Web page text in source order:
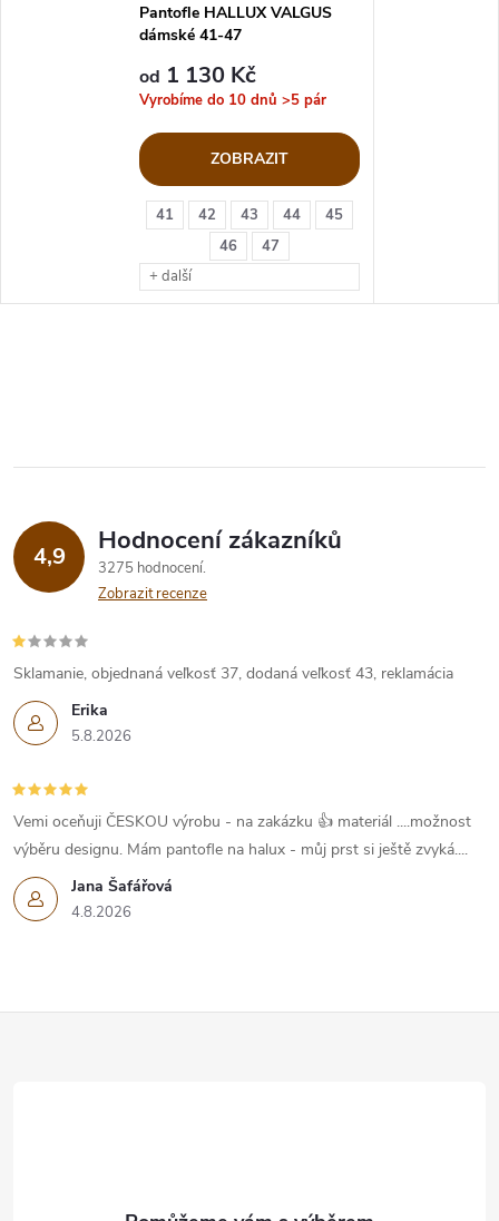
41 42 43 44
45
46
47
+ další
Pantofle HALLUX VALGUS
dámské 41-47
od 1 130 Kč
Vyrobíme do 10 dnů >5 pár
ZOBRAZIT
4,9 Hodnocení zákazníků
3275 hodnocení
Zobrazit recenze
Erika
5.8.2026
Sklamanie, objednaná veľkosť 37, dodaná veľkosť 43, reklamácia
Jana Šafářová
4.8.2026
Vemi oceňuji ČESKOU výrobu - na zakázku 👍 materiál ....možnost
výběru designu. Mám pantofle na halux - můj prst si ještě zvyká....